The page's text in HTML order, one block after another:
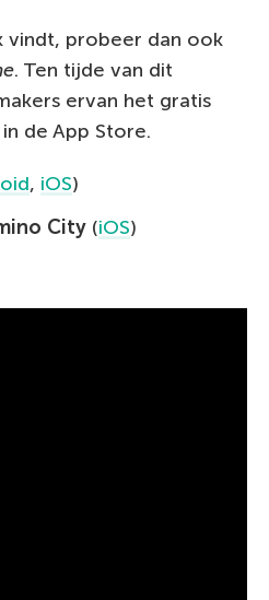
vindt, probeer dan ook
. Ten tijde van dit
ervan het gratis
de App Store.
, iOS)
City (iOS)